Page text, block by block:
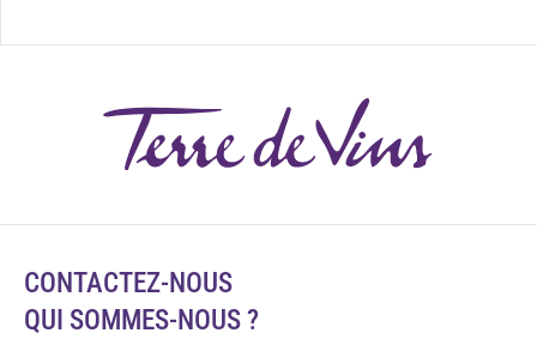
CONTACTEZ-NOUS
QUI SOMMES-NOUS ?